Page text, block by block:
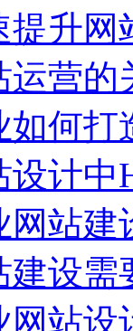
提升网
运营的
如何打
设计
网站建
建设
网站设